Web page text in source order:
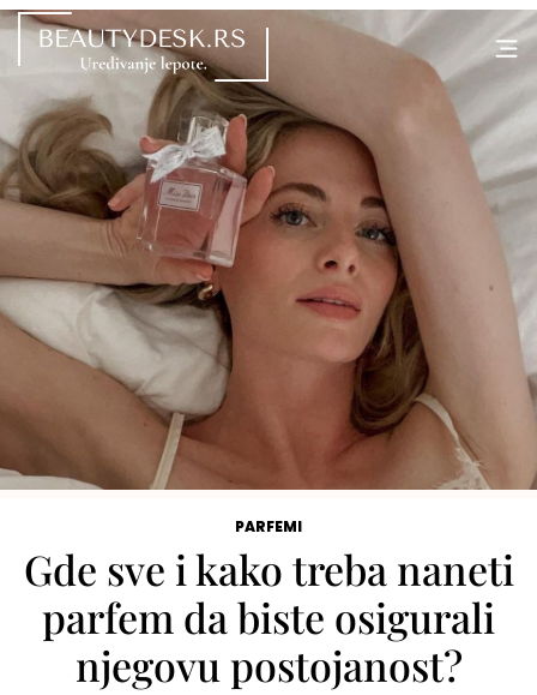
PARFEMI
Gde sve i kako treba naneti
parfem da biste osigurali
njegovu postojanost?